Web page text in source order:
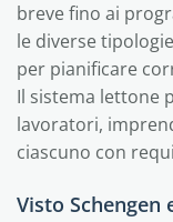
breve fino ai
le diverse
per pianificare
Il sistema lettone
lavoratori,
ciascuno con
Visto Schengen